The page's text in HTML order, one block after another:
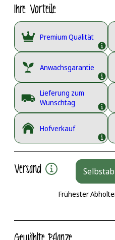
Ihre Vorteile
Premium Qualität
Anwachsgarantie
Lieferung zum
Wunschtag
Hofverkauf
Versand
Frühester